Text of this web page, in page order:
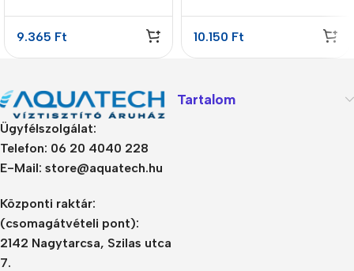
9.365 Ft 10.150 Ft
Ügyfélszolgálat:
Telefon: 06 20 4040 228
E-Mail: store@aquatech.hu
Központi raktár:
(csomagátvételi pont):
2142 Nagytarcsa, Szilas utca
7.
Tartalom